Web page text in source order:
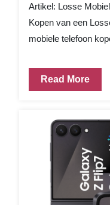
Artikel: Losse
Kopen van een
mobiele telefoon
Read More